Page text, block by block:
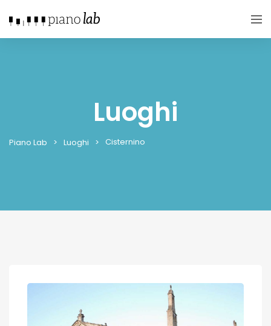
Luoghi
Piano Lab Luoghi Cisternino